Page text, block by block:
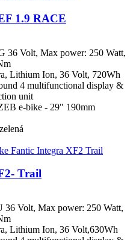
1.9 RACE
36 Volt, Max power: 250 Watt,
Lithium Ion, 36 Volt, 720Wh
4 multifunctional display &
unit
e-bike - 29" 190mm
Trail
36 Volt, Max power: 250 Watt,
Lithium Ion, 36 Volt,630Wh